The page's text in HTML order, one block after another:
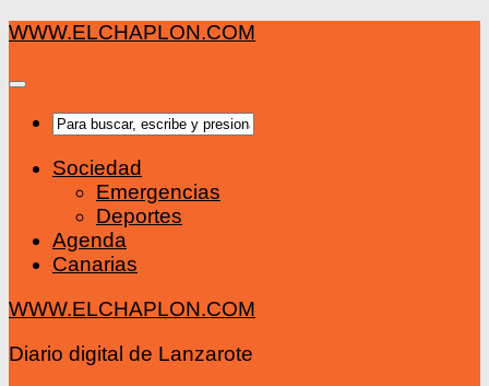
Saltar
contenido
WWW.ELCHAPLON.COM
Sociedad
Emergencias
Deportes
Agenda
Canarias
WWW.ELCHAPLON.COM
Diario digital de Lanzarote